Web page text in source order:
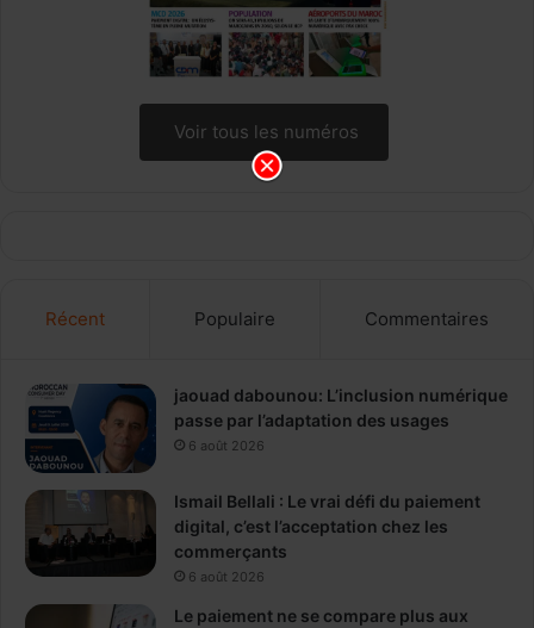
Voir tous les numéros
Récent Populaire Commentaires
jaouad dabounou: L’inclusion numérique
passe par l’adaptation des usages
6 août 2026
Ismail Bellali : Le vrai défi du paiement
digital, c’est l’acceptation chez les
commerçants
6 août 2026
Le paiement ne se compare plus aux